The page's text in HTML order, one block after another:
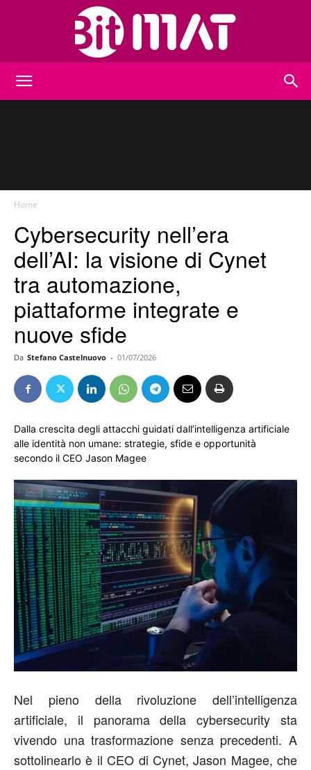
Home
Cybersecurity nell’era
dell’AI: la visione di Cynet
tra automazione,
piattaforme integrate e
nuove sfide
Da Stefano Castelnuovo - 01/07/2026
Dalla crescita degli attacchi guidati dall’intelligenza artificiale
alle identità non umane: strategie, sfide e opportunità
secondo il CEO Jason Magee
Nel pieno della rivoluzione dell’intelligenza
artificiale, il panorama della cybersecurity sta
vivendo una trasformazione senza precedenti. A
sottolinearlo è il CEO di Cynet, Jason Magee, che